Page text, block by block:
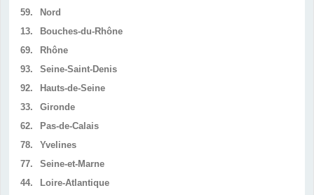
59.
Nord
13.
Bouches-du-Rhône
69.
Rhône
93.
Seine-Saint-Denis
92.
Hauts-de-Seine
33.
Gironde
62.
Pas-de-Calais
78.
Yvelines
77.
Seine-et-Marne
44.
Loire-Atlantique